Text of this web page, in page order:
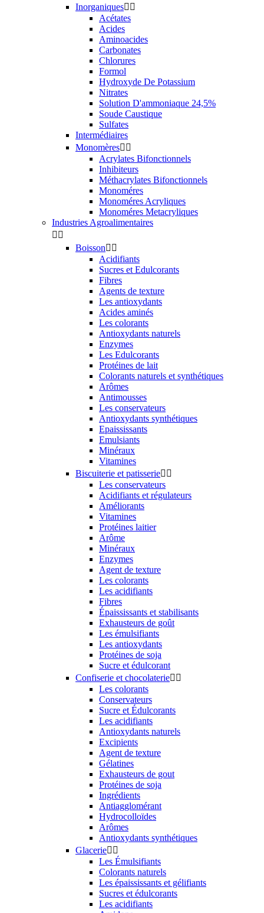
Inorganiques 
Acétates
Acides
Aminoacides
Carbonates
Chlorures
Formol
Hydroxyde De Potassium
Nitrates
Solution D'ammoniaque 24,5%
Soude Caustique
Sulfates
Intermédiaires
Monomères 
Acrylates Bifonctionnels
Inhibiteurs
Méthacrylates Bifonctionnels
Monoméres
Monoméres Acryliques
Monoméres Metacryliques
Industries Agroalimentaires
 
Boisson 
Acidifiants
Sucres et Edulcorants
Fibres
Agents de texture
Les antioxydants
Acides aminés
Les colorants
Antioxydants naturels
Enzymes
Les Edulcorants
Protéines de lait
Colorants naturels et synthétiques
Arômes
Antimousses
Les conservateurs
Antioxydants synthétiques
Epaississants
Emulsiants
Minéraux
Vitamines
Biscuiterie et patisserie 
Les conservateurs
Acidifiants et régulateurs
Améliorants
Vitamines
Protéines laitier
Arôme
Minéraux
Enzymes
Agent de texture
Les colorants
Les acidifiants
Fibres
Épaississants et stabilisants
Exhausteurs de goût
Les émulsifiants
Les antioxydants
Protéines de soja
Sucre et édulcorant
Confiserie et chocolaterie 
Les colorants
Conservateurs
Sucre et Édulcorants
Les acidifiants
Antioxydants naturels
Excipients
Agent de texture
Gélatines
Exhausteurs de gout
Protéines de soja
Ingrédients
Antiagglomérant
Hydrocolloïdes
Arômes
Antioxydants synthétiques
Glacerie 
Les Émulsifiants
Colorants naturels
Les épaississants et gélifiants
Sucres et édulcorants
Les acidifiants